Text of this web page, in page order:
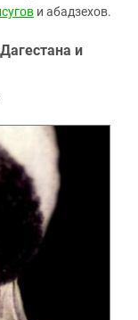
и абадзехов.
и